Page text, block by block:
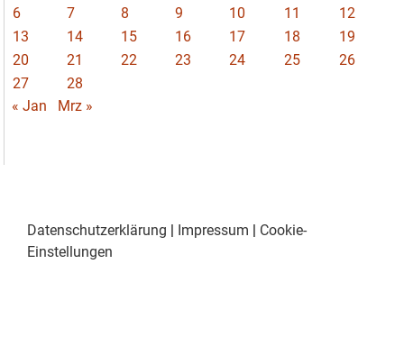
6
7 8 9 10 11
12
13
14 15 16 17 18
19
20
21 22 23 24 25
26
27
28
« Jan
Mrz »
Datenschutzerklärung Impressum
Cookie-
Einstellungen